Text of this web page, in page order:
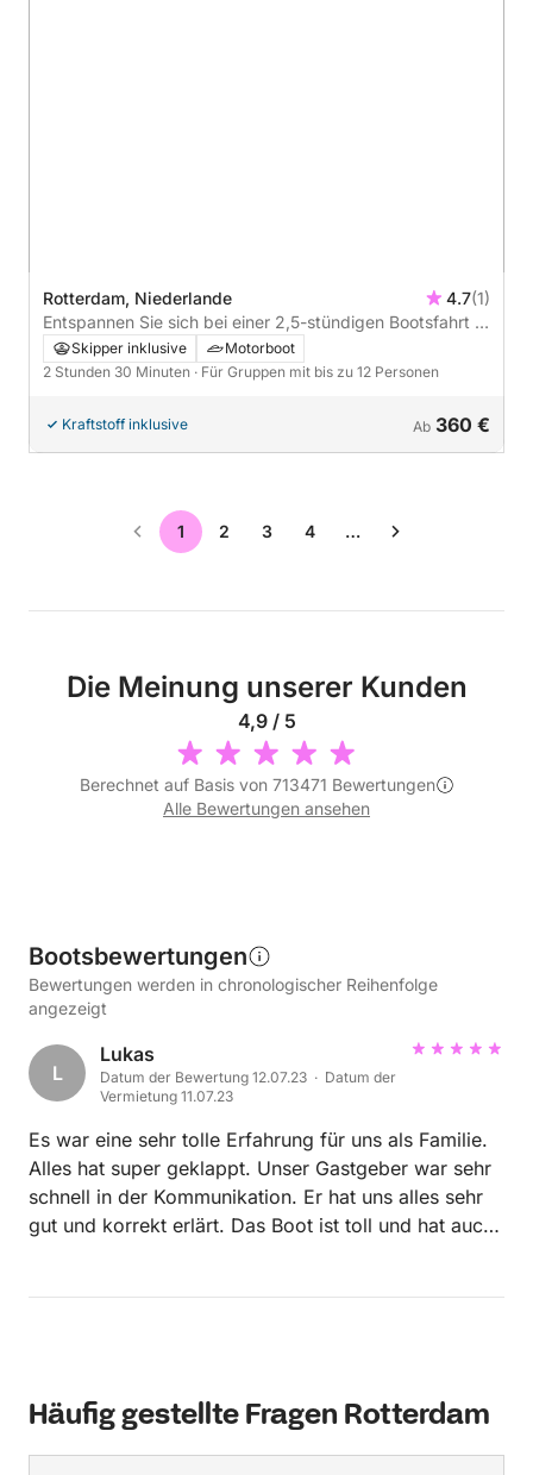
Rotterdam, Niederlande 4.7(1)
Entspannen Sie sich bei einer 2,5-stündigen Bootsfahrt in
Rotterdam.
Skipper inklusive
Motorboot
2 Stunden 30 Minuten · Für Gruppen mit bis zu 12 Personen
Kraftstoff inklusive Ab 360 €
1 2 3 4 …
Die Meinung unserer Kunden
4,9 / 5
Berechnet auf Basis von 713471 Bewertungen
Alle Bewertungen ansehen
Bootsbewertungen
Bewertungen werden in chronologischer Reihenfolge
angezeigt
L
Lukas
Datum der Bewertung 12.07.23 · Datum der
Vermietung 11.07.23
Es war eine sehr tolle Erfahrung für uns als Familie.
Alles hat super geklappt. Unser Gastgeber war sehr
schnell in der Kommunikation. Er hat uns alles sehr
gut und korrekt erlärt. Das Boot ist toll und hat auch
Häufig gestellte Fragen Rotterdam